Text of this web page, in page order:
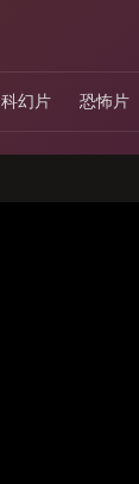
科幻片 恐怖片